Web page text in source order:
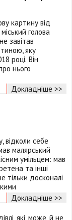
картину від
голова
завітав
яку
році. Він
нього
Докладніше >>
відколи себе
малярський
умільцем: мав
та інші
тільки досконалі
Докладніше >>